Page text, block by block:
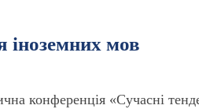
іноземних мов
конференція «Сучасні